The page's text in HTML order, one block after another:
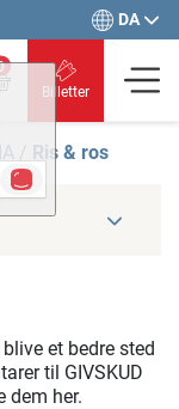
DA
Billetter
/ Ris & ros
et bedre sted
til GIVSKUD
dem her.